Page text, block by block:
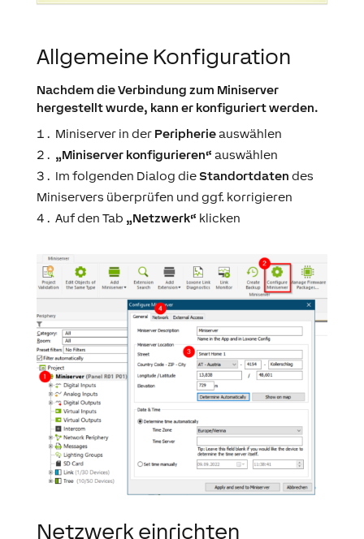
Allgemeine Konfiguration
Nachdem die Verbindung zum Miniserver
hergestellt wurde, kann er konfiguriert werden.
Miniserver in der Peripherieauswählen
„Miniserver konfigurieren“ auswählen
Im folgenden Dialog dieStandortdaten des
Miniservers überprüfen und ggf. korrigieren
Auf den Tab „Netzwerk“ klicken
Netzwerk einrichten